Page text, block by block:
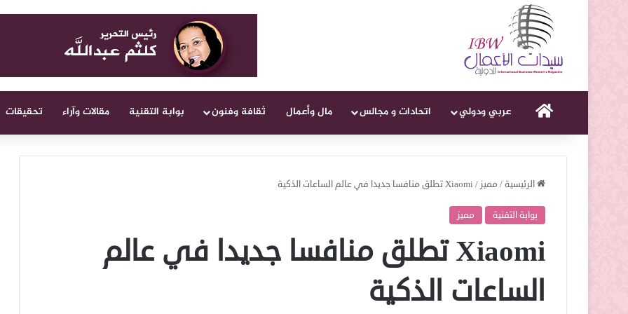
الرئيسيةعربي ودولي اتحادات و مجالس مال وأعمال ثقافة وفنون بوابة التقنية مقالات وآراء تحقيقات
الرئيسية/ مميز / Xiaomi تطلق منافسا جديدا في عالم الساعات الذكية
بوابة التقنية مميز
Xiaomi تطلق منافسا جديدا في عالم
الساعات الذكية